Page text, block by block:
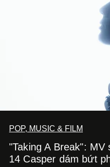
POP, MUSIC & FILM
"Taking A Break":
14 Casper dám bứt